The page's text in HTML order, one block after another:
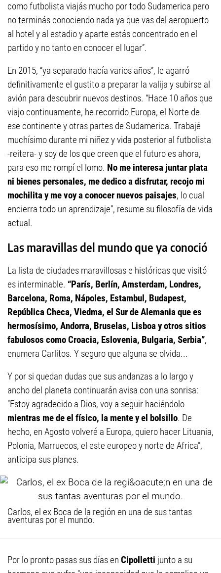
como futbolista viajás mucho por todo Sudamerica pero
no terminás conociendo nada ya que vas del aeropuerto
al hotel y al estadio y aparte estás concentrado en el
partido y no tanto en conocer el lugar”.
En 2015, “ya separado hacía varios años”, le agarró
definitivamente el gustito a preparar la valija y subirse al
avión para descubrir nuevos destinos. “Hace 10 años que
viajo continuamente, he recorrido Europa, el Norte de
ese continente y otras partes de Sudamerica. Trabajé
muchísimo durante mi niñez y vida posterior al futbolista
-reitera- y soy de los que creen que el futuro es ahora,
para eso me rompí el lomo. No me interesa juntar plata
ni bienes personales, me dedico a disfrutar, recojo mi
mochilita y me voy a conocer nuevos paisajes, lo cual
encierra todo un aprendizaje”, resume su filosofía de vida
actual.
Las maravillas del mundo que ya conoció
La lista de ciudades maravillosas e históricas que visitó
es interminable. “París, Berlín, Amsterdam, Londres,
Barcelona, Roma, Nápoles, Estambul, Budapest,
República Checa, Viedma, el Sur de Alemania que es
hermosísimo, Andorra, Bruselas, Lisboa y otros sitios
fabulosos como Croacia, Eslovenia, Bulgaria, Serbia”,
enumera Carlitos. Y seguro que alguna se olvida...
Y por si quedan dudas que sus andanzas a lo largo y
ancho del planeta continuarán avisa con una sonrisa:
“Estoy agradecido a Dios, voy a seguir haciéndolo
mientras me de el físico, la mente y el bolsillo. De
hecho, en Agosto volveré a Europa, quiero hacer Lituania,
Polonia, Marruecos, el este europeo y norte de Africa”,
anticipa sus planes.
Carlos, el ex Boca de la región en una de sus tantas
aventuras por el mundo.
Por lo pronto pasas sus días en Cipolletti junto a su